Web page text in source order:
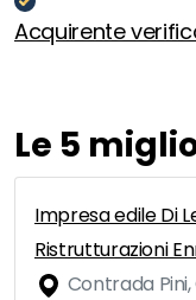
Acquirente
Le 5
Impresa edile Di
Ristrutturazioni
Contrada